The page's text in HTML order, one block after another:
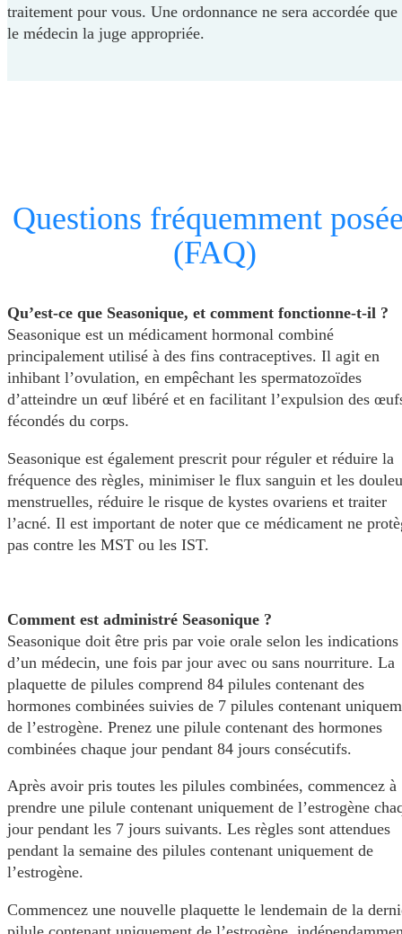
traitement pour vous. Une ordonnance ne sera accordée que
le médecin la juge appropriée.
Questions fréquemment
(FAQ)
Qu’est-ce que Seasonique, et comment fonctionne-t-il ?
Seasonique est un médicament hormonal combiné
principalement utilisé à des fins contraceptives. Il agit en
inhibant l’ovulation, en empêchant les spermatozoïdes
d’atteindre un œuf libéré et en facilitant l’expulsion des
fécondés du corps.
Seasonique est également prescrit pour réguler et réduire la
fréquence des règles, minimiser le flux sanguin et les
menstruelles, réduire le risque de kystes ovariens et traiter
l’acné. Il est important de noter que ce médicament ne
pas contre les MST ou les IST.
Comment est administré Seasonique ?
Seasonique doit être pris par voie orale selon les indications
d’un médecin, une fois par jour avec ou sans nourriture. La
plaquette de pilules comprend 84 pilules contenant des
hormones combinées suivies de 7 pilules contenant
de l’estrogène. Prenez une pilule contenant des hormones
combinées chaque jour pendant 84 jours consécutifs.
Après avoir pris toutes les pilules combinées, commencez à
prendre une pilule contenant uniquement de l’estrogène
jour pendant les 7 jours suivants. Les règles sont attendues
pendant la semaine des pilules contenant uniquement de
l’estrogène.
Commencez une nouvelle plaquette le lendemain de la